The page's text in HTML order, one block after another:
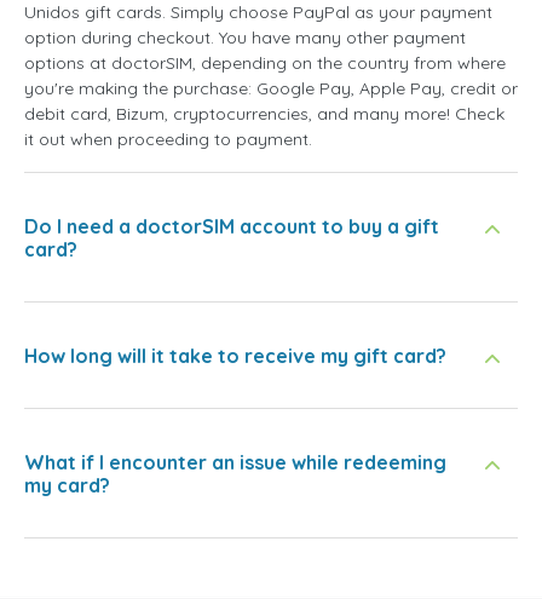
Unidos gift cards. Simply choose PayPal as your payment
option during checkout. You have many other payment
options at doctorSIM, depending on the country from where
you're making the purchase: Google Pay, Apple Pay, credit or
debit card, Bizum, cryptocurrencies, and many more! Check
it out when proceeding to payment.
Do I need a doctorSIM account to buy a gift
card?
How long will it take to receive my gift card?
What if I encounter an issue while redeeming
my card?